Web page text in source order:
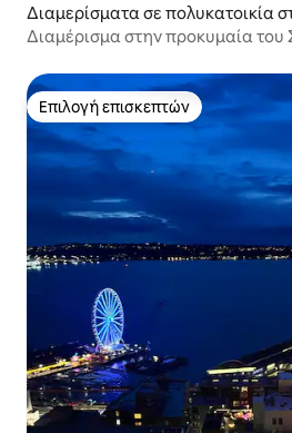
Διαμερίσματα σε πολυκατοικία
Διαμέρισμα στην προκυμαία του
Επιλογή επισκεπτών
Επιλογή επισκεπτών